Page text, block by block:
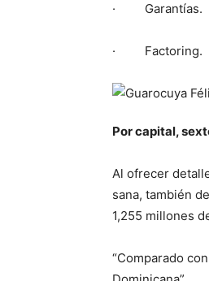
· Garantías.
· Factoring.
Por capital,
Al ofrecer
sana, también
1,255 millones
“Comparado